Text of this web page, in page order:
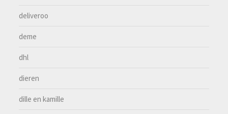
deliveroo
deme
dhl
dieren
dille en kamille